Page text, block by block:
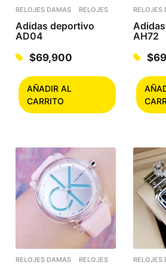
RELOJES DAMAS RELOJES
Adidas deportivo
AD04
$69,900
AÑADIR AL
CARRITO
RELOJES
AH72
$
RELOJES DAMAS RELOJES RELOJES